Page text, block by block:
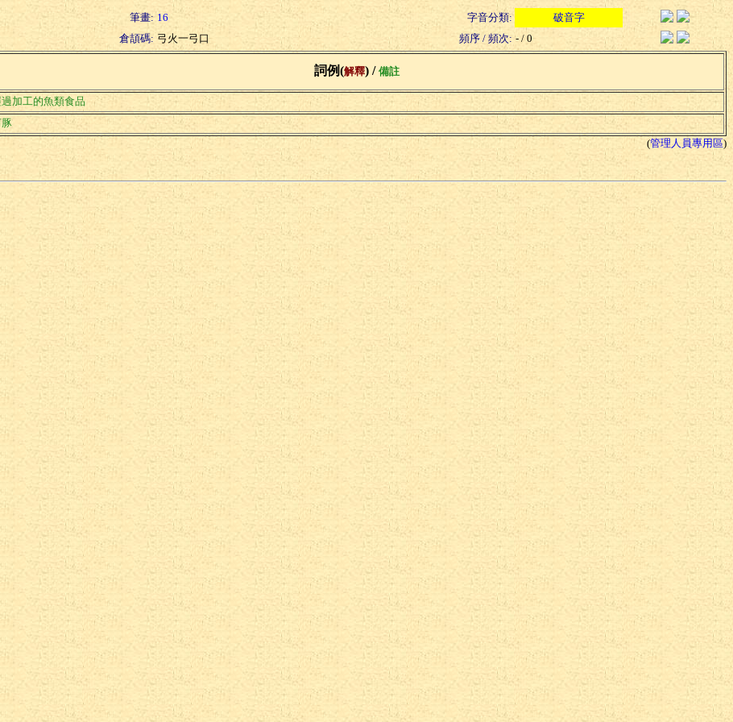
筆畫: 16 字音分類:
破音字
倉頡碼: 弓火一弓口 頻序 / 頻次: - / 0
詞例(解釋) / 備註
加工的魚類食品
(管理人員專用區)